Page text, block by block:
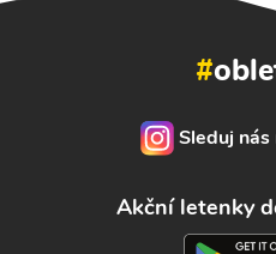
#
Sleduj
Akční letenky